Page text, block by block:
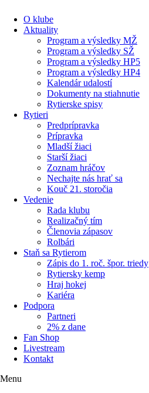
O klube
Aktuality
Program a výsledky MŽ
Program a výsledky SŽ
Program a výsledky HP5
Program a výsledky HP4
Kalendár udalostí
Dokumenty na stiahnutie
Rytierske spisy
Rytieri
Predprípravka
Prípravka
Mladší žiaci
Starší žiaci
Zoznam hráčov
Nechajte nás hrať sa
Kouč 21. storočia
Vedenie
Rada klubu
Realizačný tím
Členovia zápasov
Rolbári
Staň sa Rytierom
Zápis do 1. roč. špor. triedy
Rytiersky kemp
Hraj hokej
Kariéra
Podpora
Partneri
2% z dane
Fan Shop
Livestream
Kontakt
Menu